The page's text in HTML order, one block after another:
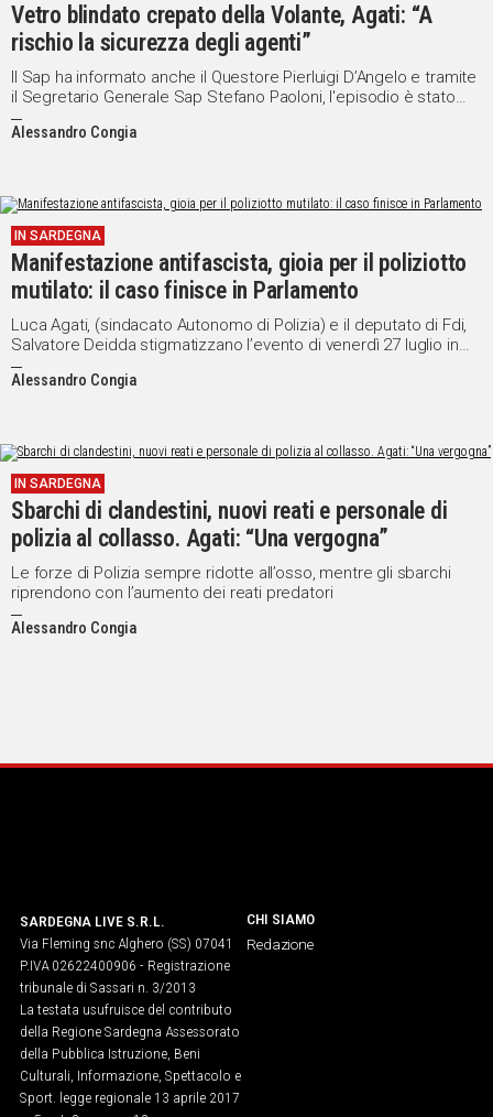
Vetro blindato crepato della Volante, Agati: “A
rischio la sicurezza degli agenti”
Il Sap ha informato anche il Questore Pierluigi D’Angelo e tramite
il Segretario Generale Sap Stefano Paoloni, l'episodio è stato
descritto anche al Capo della Polizia Franco Gabrielli
Alessandro Congia
IN SARDEGNA
Manifestazione antifascista, gioia per il poliziotto
mutilato: il caso finisce in Parlamento
Luca Agati, (sindacato Autonomo di Polizia) e il deputato di Fdi,
Salvatore Deidda stigmatizzano l’evento di venerdì 27 luglio in
viale Fra Ignazio: “Persone codarde, disadattate. Il sindaco
Massimo Zedda non condanna questa situazione, perché?”
Alessandro Congia
IN SARDEGNA
Sbarchi di clandestini, nuovi reati e personale di
polizia al collasso. Agati: “Una vergogna”
Le forze di Polizia sempre ridotte all’osso, mentre gli sbarchi
riprendono con l’aumento dei reati predatori
Alessandro Congia
SARDEGNA LIVE S.R.L.
Via Fleming snc Alghero (SS) 07041
P.IVA 02622400906 - Registrazione
tribunale di Sassari n. 3/2013
La testata usufruisce del contributo
della Regione Sardegna Assessorato
della Pubblica Istruzione, Beni
Culturali, Informazione, Spettacolo e
Sport. legge regionale 13 aprile 2017
CHI SIAMO
Redazione